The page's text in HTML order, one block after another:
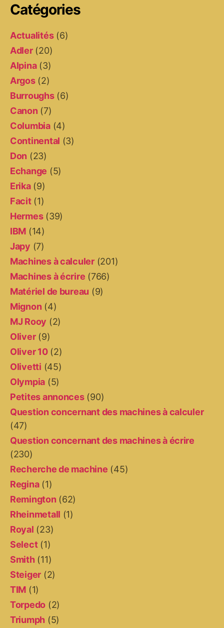
Catégories
Actualités(6)
Adler(20)
Alpina(3)
Argos(2)
Burroughs(6)
Canon (7)
Columbia(4)
Continental (3)
Don (23)
Echange (5)
Erika(9)
Facit(1)
Hermes(39)
IBM (14)
Japy (7)
Machines à calculer(201)
Machines à écrire (766)
Matériel de bureau (9)
Mignon (4)
MJ Rooy (2)
Oliver(9)
Oliver 10(2)
Olivetti (45)
Olympia (5)
Petites annonces(90)
Question concernant des machines à calculer
(47)
Question concernant des machines à écrire
(230)
Recherche de machine (45)
Regina(1)
Remington (62)
Rheinmetall (1)
Royal (23)
Select(1)
Smith(11)
Steiger (2)
TIM (1)
Torpedo (2)
Triumph (5)